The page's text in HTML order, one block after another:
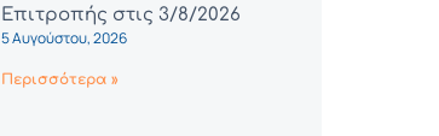
Επιτροπής στις 3/8/2026
5 Αυγούστου, 2026
Περισσότερα »